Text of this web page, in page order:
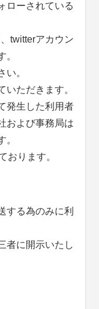
ローされている
twitterアカウン
。
い。
いただきます。
発生した利用者
および事務局は
。
おります。
する為のみに利
者に開示いたし